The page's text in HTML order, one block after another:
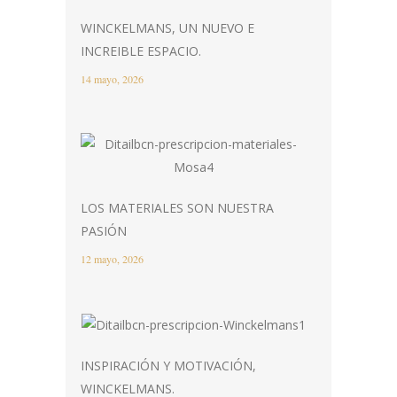
WINCKELMANS, UN NUEVO E
INCREIBLE ESPACIO.
14 mayo, 2026
LOS MATERIALES SON NUESTRA
PASIÓN
12 mayo, 2026
INSPIRACIÓN Y MOTIVACIÓN,
WINCKELMANS.